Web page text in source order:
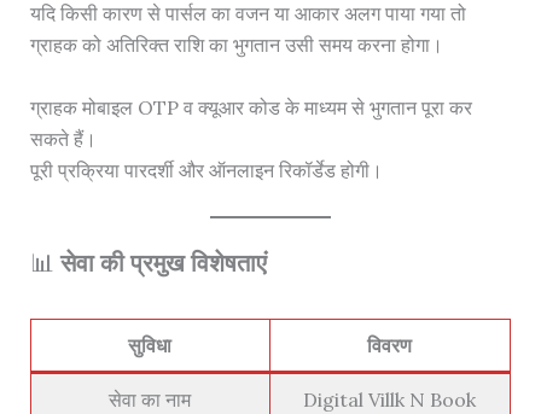
यदि किसी कारण से पार्सल का वजन या आकार अलग पाया गया तो
ग्राहक को अतिरिक्त राशि का भुगतान उसी समय करना होगा।
ग्राहक मोबाइल OTP व क्यूआर कोड के माध्यम से भुगतान पूरा कर
सकते हैं।
पूरी प्रक्रिया पारदर्शी और ऑनलाइन रिकॉर्डेड होगी।
📊सेवा की प्रमुख विशेषताएं
सुविधा विवरण
सेवा का नाम Digital Villk N Book